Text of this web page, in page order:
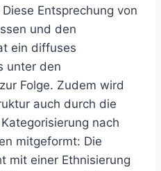
Entsprechung von
und den
ein diffuses
unter den
Folge. Zudem wird
auch durch die
nach
mitgeformt: Die
mit einer Ethnisierung